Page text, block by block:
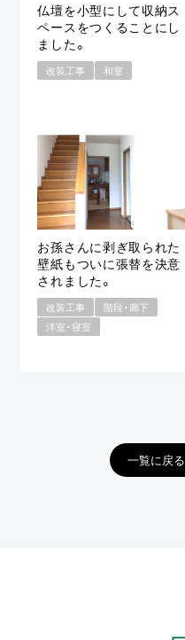
仏壇を小型にして収納ス
ペースをつくることにし
ました。
改装工事 和室
お孫さんに剥ぎ取られた
壁紙もついに張替を決意
されました。
改装工事
階段・廊下
洋室・寝室
一覧に戻る